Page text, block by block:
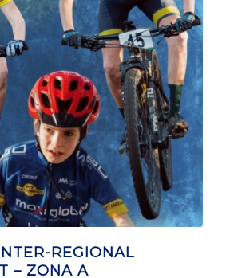
REGIONAL
– ZONA A